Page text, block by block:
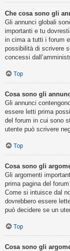
Che cosa sono gli
Gli annunci globali
importanti e tu
in cima a tutti i forum
possibilità di scrivere
concessi
Top
Cosa sono gli
Gli annunci
essere letti prima
del forum in cui sono
utente può scrivere
Top
Cosa sono gli
Gli argomenti
prima pagina del
Come si intuisce dal
dovrebbero essere
può decidere se un
Top
Cosa sono gli